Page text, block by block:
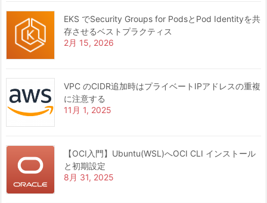
EKS でSecurity Groups for PodsとPod Identityを共
存させるベストプラクティス
2月 15, 2026
VPC のCIDR追加時はプライベートIPアドレスの重複
に注意する
11月 1, 2025
【OCI入門】Ubuntu(WSL)へOCI CLI インストール
と初期設定
8月 31, 2025